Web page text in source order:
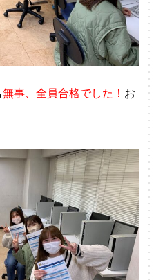
無事、全員合格でした！ お